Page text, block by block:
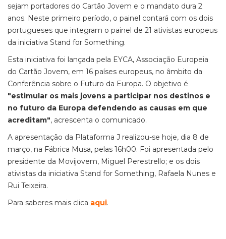
sejam portadores do Cartão Jovem e o mandato dura 2
anos. Neste primeiro período, o painel contará com os dois
portugueses que integram o painel de 21 ativistas europeus
da iniciativa Stand for Something.
Esta iniciativa foi lançada pela EYCA, Associação Europeia
do Cartão Jovem, em 16 países europeus, no âmbito da
Conferência sobre o Futuro da Europa. O objetivo é
"estimular os mais jovens a participar nos destinos e
no futuro da Europa defendendo as causas em que
acreditam", acrescenta o comunicado.
A apresentação da Plataforma J realizou-se hoje, dia 8 de
março, na Fábrica Musa, pelas 16h00. Foi apresentada pelo
presidente da Movijovem, Miguel Perestrello; e os dois
ativistas da iniciativa Stand for Something, Rafaela Nunes e
Rui Teixeira.
Para saberes mais clica aqui.